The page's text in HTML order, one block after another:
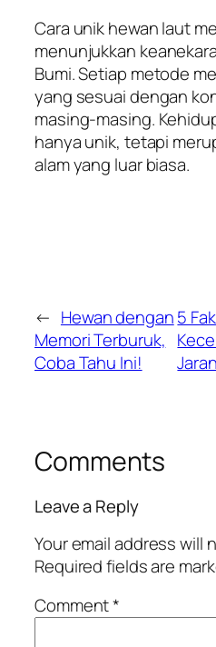
Cara unik hewan laut
menunjukkan
Bumi. Setiap metode
yang sesuai dengan
masing-masing.
hanya unik, tetapi
alam yang luar biasa.
← Hewan dengan
Memori Terburuk,
Coba Tahu Ini!
5
Comments
Leave a Reply
Your email address will
Required fields are
Comment*